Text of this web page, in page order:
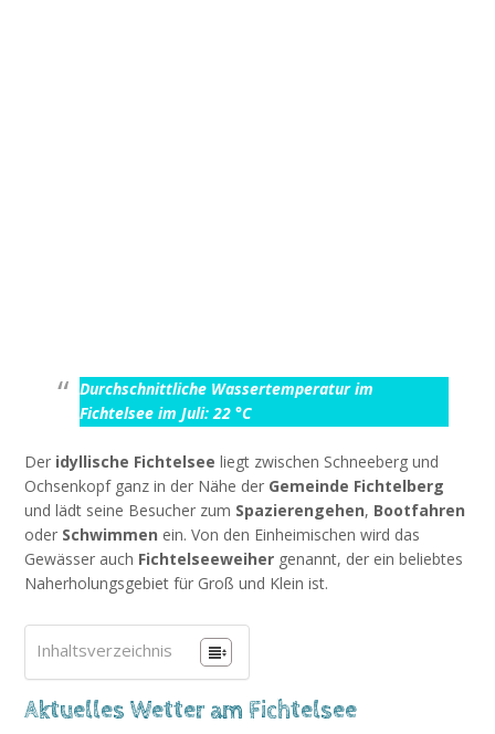
Durchschnittliche Wassertemperatur im
Fichtelsee im Juli: 22 °C
Der idyllische Fichtelsee liegt zwischen Schneeberg und
Ochsenkopf ganz in der Nähe der Gemeinde Fichtelberg
und lädt seine Besucher zum Spazierengehen, Bootfahren
oder Schwimmen ein. Von den Einheimischen wird das
Gewässer auch Fichtelseeweiher genannt, der ein beliebtes
Naherholungsgebiet für Groß und Klein ist.
Inhaltsverzeichnis
Aktuelles Wetter am Fichtelsee